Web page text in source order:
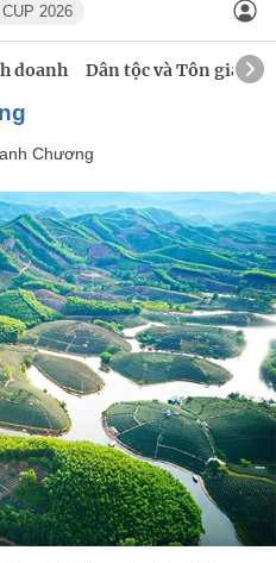
2026
doanh Dân tộc và Tôn giáo
Chương